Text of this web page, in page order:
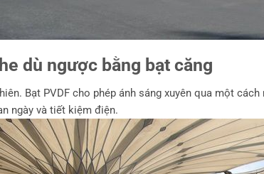
dù ngược bằng bạt căng
Bạt PVDF cho phép ánh sáng xuyên qua một
ngày và tiết kiệm điện.